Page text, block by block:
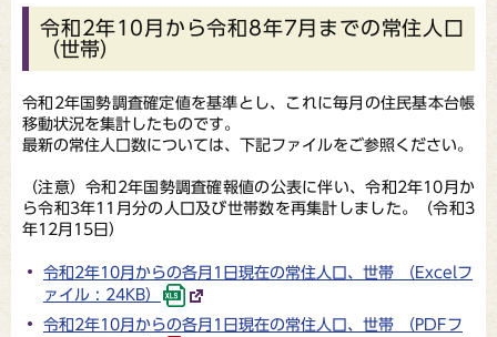
令和2年10月から令和8年7月までの常住人口
（世帯）
令和2年国勢調査確定値を基準とし、これに毎月の住民基本台帳
移動状況を集計したものです。
最新の常住人口数については、下記ファイルをご参照ください。
（注意）令和2年国勢調査確報値の公表に伴い、令和2年10月か
ら令和3年11月分の人口及び世帯数を再集計しました。（令和3
年12月15日）
令和2年10月からの各月1日現在の常住人口、世帯 （Excelフ
ァイル : 24KB）
令和2年10月からの各月1日現在の常住人口、世帯 （PDFフ